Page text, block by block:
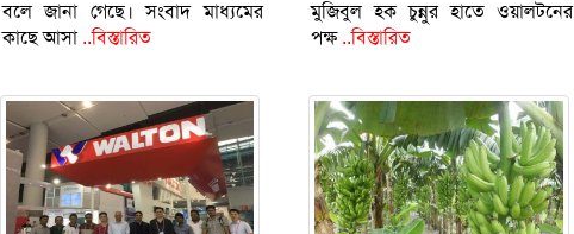
বলে জানা গেছে। সংবাদ মাধ্যমের
কাছে আসা..বিস্তারিত
মুজিবুল হক চুন্নুর হাতে ওয়ালটনের
পক্ষ..বিস্তারিত